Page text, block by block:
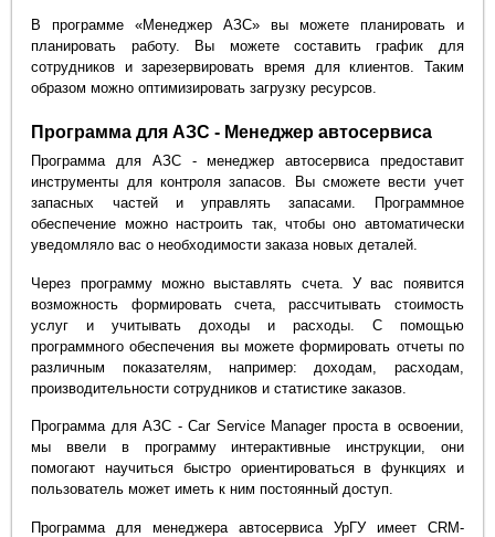
В программе «Менеджер АЗС» вы можете планировать и
планировать работу. Вы можете составить график для
сотрудников и зарезервировать время для клиентов. Таким
образом можно оптимизировать загрузку ресурсов.
Программа для АЗС - Менеджер автосервиса
Программа для АЗС - менеджер автосервиса предоставит
инструменты для контроля запасов. Вы сможете вести учет
запасных частей и управлять запасами. Программное
обеспечение можно настроить так, чтобы оно автоматически
уведомляло вас о необходимости заказа новых деталей.
Через программу можно выставлять счета. У вас появится
возможность формировать счета, рассчитывать стоимость
услуг и учитывать доходы и расходы. С помощью
программного обеспечения вы можете формировать отчеты по
различным показателям, например: доходам, расходам,
производительности сотрудников и статистике заказов.
Программа для АЗС - Car Service Manager проста в освоении,
мы ввели в программу интерактивные инструкции, они
помогают научиться быстро ориентироваться в функциях и
пользователь может иметь к ним постоянный доступ.
Программа для менеджера автосервиса УрГУ имеет CRM-